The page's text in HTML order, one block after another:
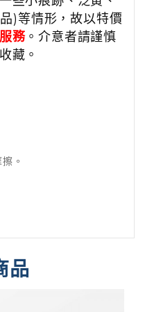
)等情形，故以特價
務。介意者請謹慎
藏。
。
品